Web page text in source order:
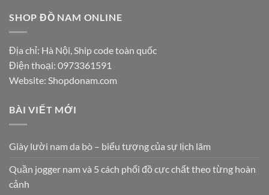
SHOP ĐỒ NAM ONLINE
Địa chỉ: Hà Nội, Ship code toàn quốc
Điện thoại: 0973361591
Website: Shopdonam.com
BÀI VIẾT MỚI
Giày lười nam da bò – biểu tượng của sự lịch lãm
Quần jogger nam và 5 cách phối đồ cực chất theo từng hoàn
cảnh